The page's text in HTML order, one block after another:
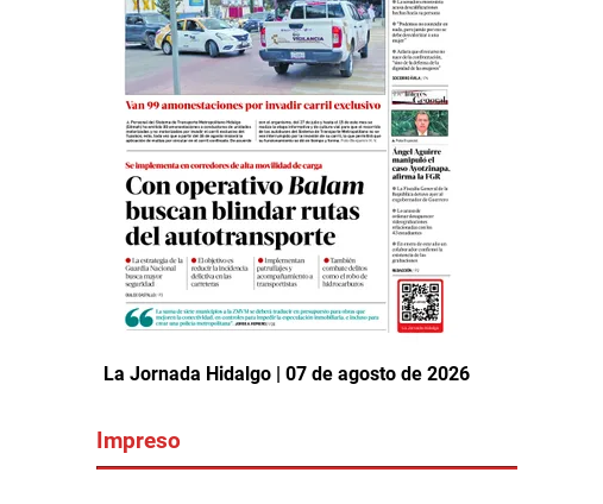
La Jornada Hidalgo | 07 de agosto de 2026
Impreso